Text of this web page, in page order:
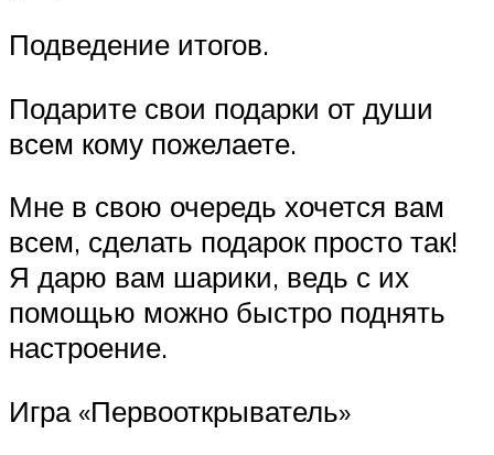
Подведение итогов.
Подарите свои подарки от души
всем кому пожелаете.
Мне в свою очередь хочется вам
всем, сделать подарок просто так!
Я дарю вам шарики, ведь с их
помощью можно быстро поднять
настроение.
Игра «Первооткрыватель»